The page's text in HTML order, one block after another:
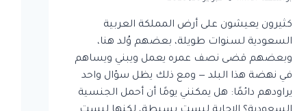
كثيرون يعيشون على أرض المملكة العربية
السعودية لسنوات طويلة، بعضهم وُلد هنا،
وبعضهم قضى نصف عمره يعمل ويبني ويساهم
في نهضة هذا البلد — ومع ذلك يظل سؤال واحد
يراودهم دائمًا: هل يمكنني يومًا أن أحمل الجنسية